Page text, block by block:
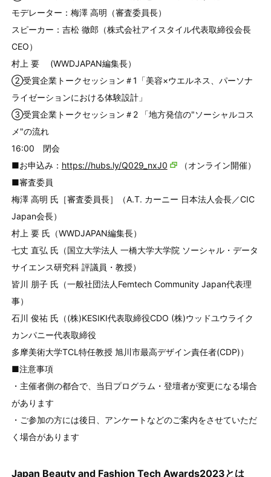
モデレーター：梅澤 高明（審査委員長）
スピーカー：吉松 徹郎（株式会社アイスタイル代表取締役会長
CEO）
村上 要 (WWDJAPAN編集長）
②受賞企業トークセッション＃1「美容×ウエルネス、パーソナ
ライゼーションにおける体験設計」
③受賞企業トークセッション＃2 「地方発信の"ソーシャルコス
メ"の流れ
16:00 閉会
■お申込み： https://hubs.ly/Q029_nxJ0
（オンライン開催）
■審査委員
梅澤 高明 氏［審査委員長］（A.T. カーニー 日本法人会長／CIC
Japan会長）
村上 要 氏（WWDJAPAN編集長）
七丈 直弘 氏（国立大学法人 一橋大学大学院 ソーシャル・データ
サイエンス研究科 評議員・教授）
皆川 朋子 氏（一般社団法人Femtech Community Japan代表理
事）
石川 俊祐 氏（(株)KESIKI代表取締役CDO (株)ウッドユウライク
カンパニー代表取締役
多摩美術大学TCL特任教授 旭川市最高デザイン責任者(CDP)）
■注意事項
・主催者側の都合で、当日プログラム・登壇者が変更になる場合
があります
・ご参加の方には後日、アンケートなどのご案内をさせていただ
く場合があります
Japan Beauty and Fashion Tech Awards2023とは